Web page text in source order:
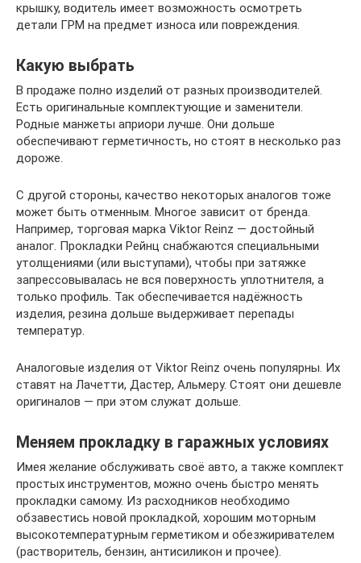
крышку, водитель имеет возможность осмотреть
детали ГРМ на предмет износа или повреждения.
Какую выбрать
В продаже полно изделий от разных производителей.
Есть оригинальные комплектующие и заменители.
Родные манжеты априори лучше. Они дольше
обеспечивают герметичность, но стоят в несколько раз
дороже.
С другой стороны, качество некоторых аналогов тоже
может быть отменным. Многое зависит от бренда.
Например, торговая марка Viktor Reinz — достойный
аналог. Прокладки Рейнц снабжаются специальными
утолщениями (или выступами), чтобы при затяжке
запрессовывалась не вся поверхность уплотнителя, а
только профиль. Так обеспечивается надёжность
изделия, резина дольше выдерживает перепады
температур.
Аналоговые изделия от Viktor Reinz очень популярны. Их
ставят на Лачетти, Дастер, Альмеру. Стоят они дешевле
оригиналов — при этом служат дольше.
Меняем прокладку в гаражных условиях
Имея желание обслуживать своё авто, а также комплект
простых инструментов, можно очень быстро менять
прокладки самому. Из расходников необходимо
обзавестись новой прокладкой, хорошим моторным
высокотемпературным герметиком и обезжиривателем
(растворитель, бензин, антисиликон и прочее).